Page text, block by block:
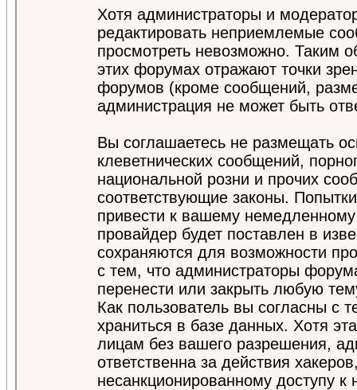
Хотя администраторы и
редактировать неприемлемые
просмотреть невозможно. Таким
этих форумах отражают точки
форумов (кроме сообщений,
администрация не может быть
Вы соглашаетесь не размещать
клеветнических сообщений,
национальной розни и прочих
соответствующие законы.
привести к вашему
провайдер будет поставлен в
сохраняются для возможности
с тем, что администраторы
перенести или закрыть любую
Как пользователь вы согласны с
храниться в базе данных. Хотя
лицам без вашего разрешения,
ответственна за действия
несанкционированному доступу к